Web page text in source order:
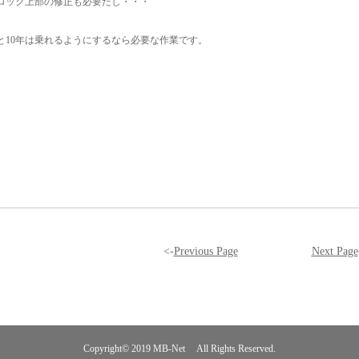
10年は乗れるようにするなら必要な作業です。
<-Previous Page Next Page
Copyright© 2019 MB-Net All Rights Reserved.